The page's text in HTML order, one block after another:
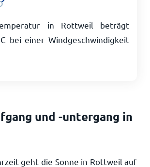
in Rottweil beträgt
C bei einer Windgeschwindigkeit
und -untergang in
geht die Sonne in Rottweil auf